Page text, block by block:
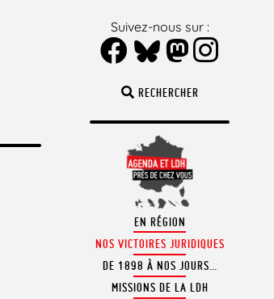
RECHERCHER
EN RÉGION
NOS VICTOIRES JURIDIQUES
DE 1898 À NOS JOURS…
MISSIONS DE LA LDH
Suivez-nous sur :